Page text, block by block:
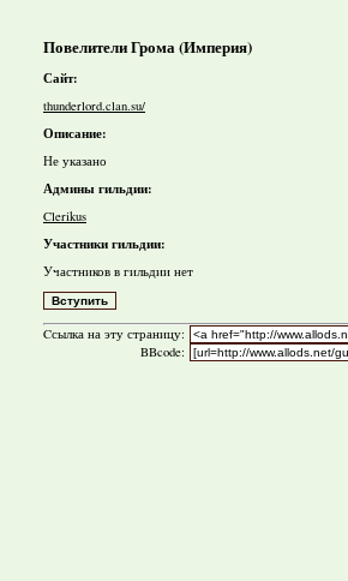
Повелители Грома (Империя)
Сайт:
thunderlord.clan.su/
Описание:
Не указано
Админы гильдии:
Clerikus
Участники гильдии:
Участников в гильдии нет
Cсылка на эту страницу:
BBcode: